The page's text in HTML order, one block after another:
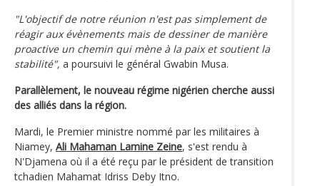
"L'objectif de notre réunion n'est pas simplement de
réagir aux évènements mais de dessiner de manière
proactive un chemin qui mène à la paix et soutient la
stabilité", a poursuivi le général Gwabin Musa.
Parallèlement, le nouveau régime nigérien cherche aussi
des alliés dans la région.
Mardi, le Premier ministre nommé par les militaires à
Niamey, Ali Mahaman Lamine Zeine, s'est rendu à
N'Djamena où il a été reçu par le président de transition
tchadien Mahamat Idriss Deby Itno.